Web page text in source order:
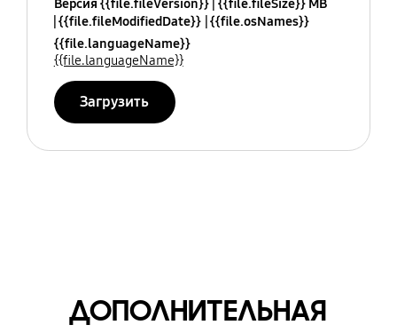
Версия {{file.fileVersion}} {{file.fileSize}} MB
{{file.fileModifiedDate}} {{file.osNames}}
{{file.languageName}}
{{file.languageName}}
Загрузить
ДОПОЛНИТЕЛЬНАЯ